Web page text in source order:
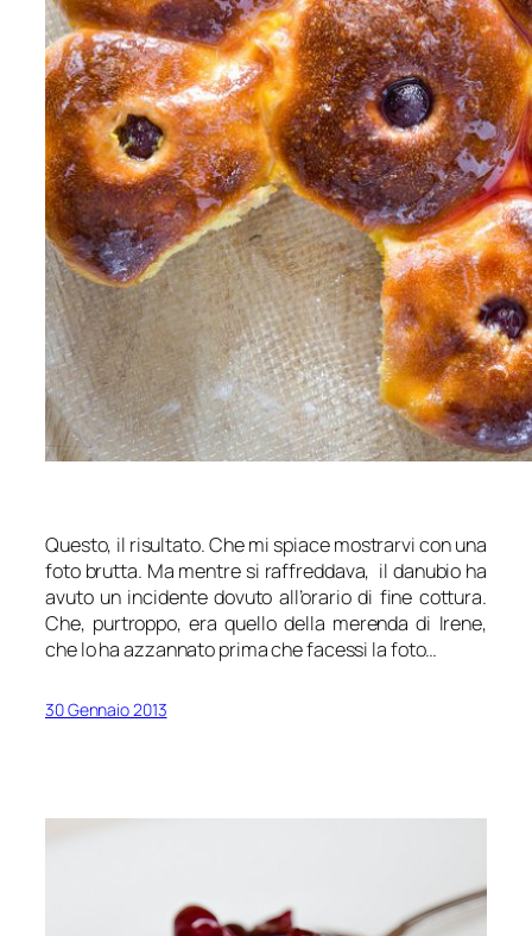
Questo, il risultato. Che mi spiace mostrarvi con una
foto brutta. Ma mentre si raffreddava, il danubio ha
avuto un incidente dovuto all’orario di fine cottura.
Che, purtroppo, era quello della merenda di Irene,
che lo ha azzannato prima che facessi la foto…
30 Gennaio 2013